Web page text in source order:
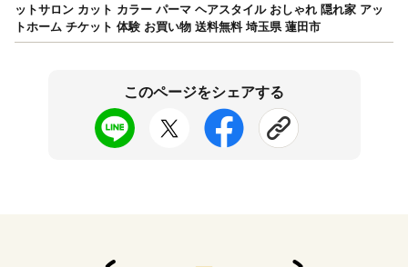
ットサロン カット カラー パーマ ヘアスタイル おしゃれ 隠れ家 アッ
トホーム チケット 体験 お買い物 送料無料 埼玉県 蓮田市
このページをシェアする